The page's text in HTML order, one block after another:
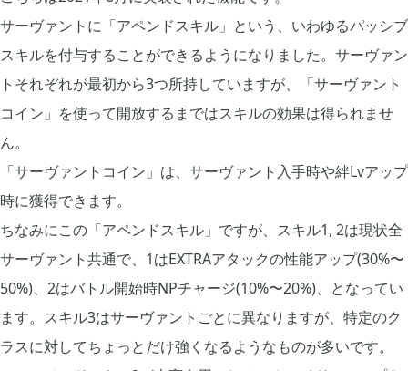
サーヴァントに「アペンドスキル」という、いわゆるパッシブ
スキルを付与することができるようになりました。サーヴァン
トそれぞれが最初から3つ所持していますが、「サーヴァント
コイン」を使って開放するまではスキルの効果は得られませ
ん。
「サーヴァントコイン」は、サーヴァント入手時や絆Lvアップ
時に獲得できます。
ちなみにこの「アペンドスキル」ですが、スキル1, 2は現状全
サーヴァント共通で、1はEXTRAアタックの性能アップ(30%〜
50%)、2はバトル開始時NPチャージ(10%〜20%)、となってい
ます。スキル3はサーヴァントごとに異なりますが、特定のク
ラスに対してちょっとだけ強くなるようなものが多いです。